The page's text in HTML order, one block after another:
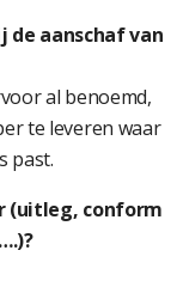
de aanschaf van
al benoemd,
te leveren waar
past.
(uitleg, conform